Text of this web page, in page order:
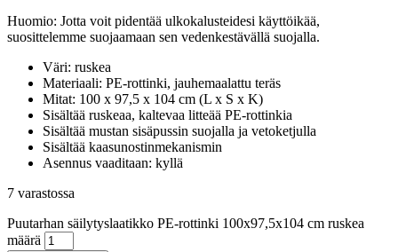
Huomio: Jotta voit pidentää ulkokalusteidesi käyttöikää,
suosittelemme suojaamaan sen vedenkestävällä suojalla.
Väri: ruskea
Materiaali: PE-rottinki, jauhemaalattu teräs
Mitat: 100 x 97,5 x 104 cm (L x S x K)
Sisältää ruskeaa, kaltevaa litteää PE-rottinkia
Sisältää mustan sisäpussin suojalla ja vetoketjulla
Sisältää kaasunostinmekanismin
Asennus vaaditaan: kyllä
7 varastossa
Puutarhan säilytyslaatikko PE-rottinki 100x97,5x104 cm ruskea
määrä